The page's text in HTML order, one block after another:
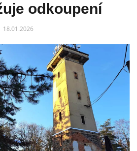
odkoupení
18.01.2026